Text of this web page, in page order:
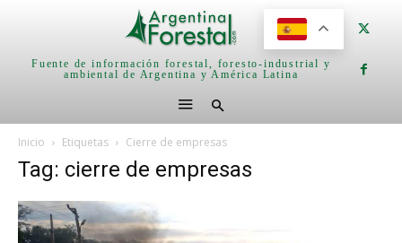
Fuente de información forestal, foresto-industrial y
ambiental de Argentina y América Latina
Inicio Etiquetas Cierre de empresas
Tag: cierre de empresas